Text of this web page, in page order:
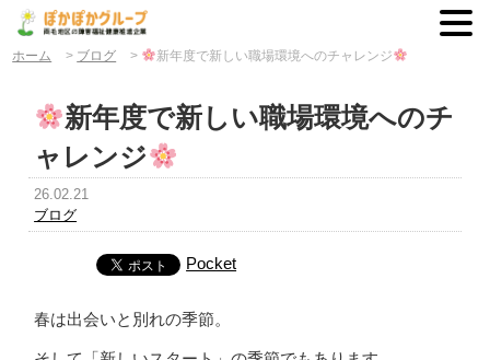
ホーム > ブログ > 新年度で新しい職場環境へのチャレンジ
新年度で新しい職場環境へのチ
ャレンジ
26.02.21
ブログ
Pocket
春は出会いと別れの季節。